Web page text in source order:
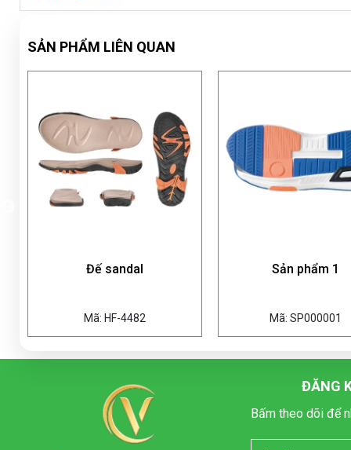
SẢN PHẨM LIÊN QUAN
ĐĂNG
Bấm theo dõi để